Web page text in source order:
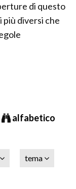
di questo
più diversi che
alfabetico
tema